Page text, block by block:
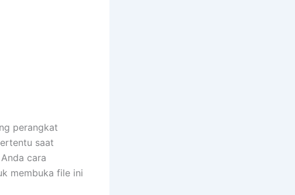
perangkat
saat
cara
membuka file ini